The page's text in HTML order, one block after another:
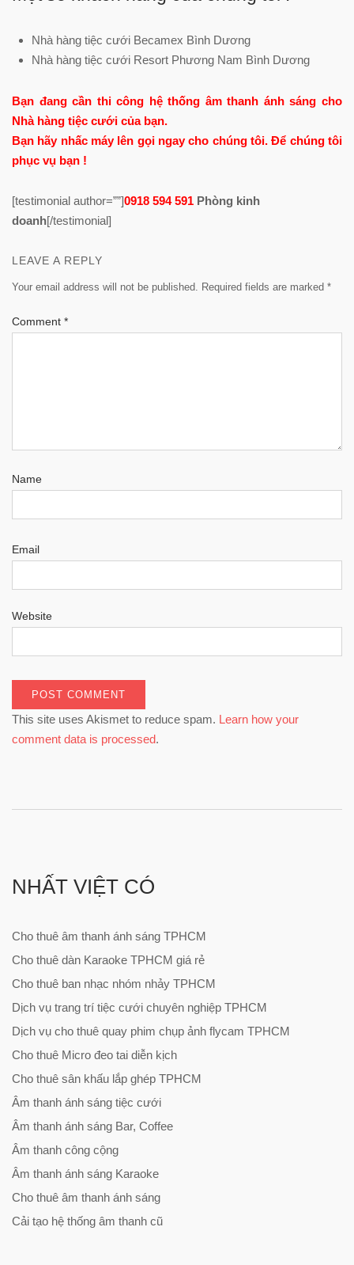
Nhà hàng tiệc cưới Becamex Bình Dương
Nhà hàng tiệc cưới Resort Phương Nam Bình Dương
Bạn đang cần thi công hệ thống âm thanh ánh sáng cho
Nhà hàng tiệc cưới của bạn.
Bạn hãy nhấc máy lên gọi ngay cho chúng tôi. Để chúng tôi
phục vụ bạn !
[testimonial author=””]0918 594 591 Phòng kinh
doanh[/testimonial]
LEAVE A REPLY
Your email address will not be published. Required fields are marked *
Comment *
Name
Email
Website
This site uses Akismet to reduce spam. Learn how your
comment data is processed.
NHẤT VIỆT CÓ
Cho thuê âm thanh ánh sáng TPHCM
Cho thuê dàn Karaoke TPHCM giá rẻ
Cho thuê ban nhạc nhóm nhảy TPHCM
Dịch vụ trang trí tiệc cưới chuyên nghiệp TPHCM
Dịch vụ cho thuê quay phim chụp ảnh flycam TPHCM
Cho thuê Micro đeo tai diễn kịch
Cho thuê sân khấu lắp ghép TPHCM
Âm thanh ánh sáng tiệc cưới
Âm thanh ánh sáng Bar, Coffee
Âm thanh công cộng
Âm thanh ánh sáng Karaoke
Cho thuê âm thanh ánh sáng
Cải tạo hệ thống âm thanh cũ